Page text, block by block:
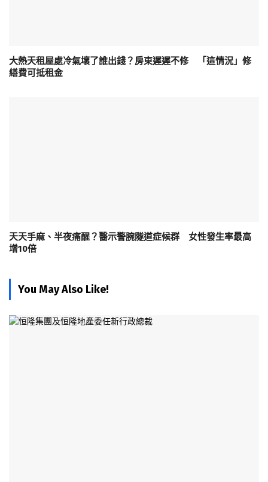
大熱天租屋處冷氣壞了誰出錢？房東遲遲不修 「這情況」修
繕費可抵租金
天天手麻、半夜痛醒？醫示警腕隧道症候群 女性發生率最高
增10倍
You May Also Like!